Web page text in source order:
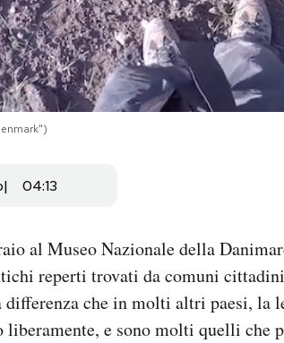
04:13
al Museo Nazionale della
reperti trovati da comuni cittadini
che in molti altri paesi, la
liberamente, e sono molti quelli che